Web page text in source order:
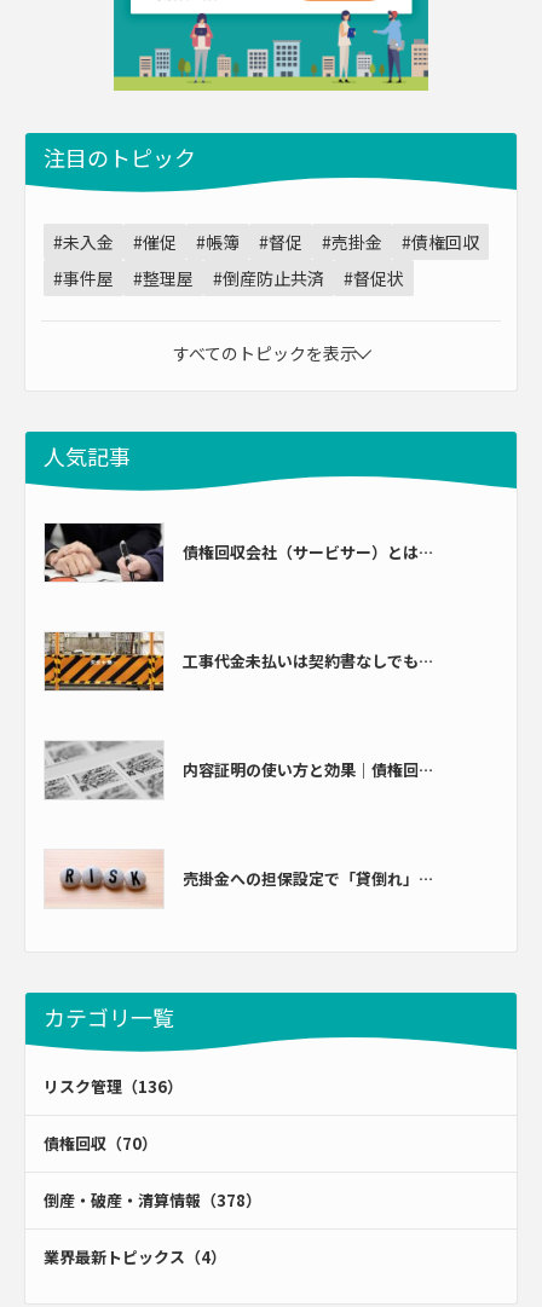
注目のトピック
#未入金 #催促 #帳簿 #督促 #売掛金
#債権回収
#事件屋
#整理屋 #倒産防止共済 #督促状
すべてのトピックを表示
人気記事
債権回収会社（サービサー）とは…
工事代金未払いは契約書なしでも…
内容証明の使い方と効果｜債権回…
売掛金への担保設定で「貸倒れ」…
カテゴリ一覧
リスク管理（136）
債権回収（70）
倒産・破産・清算情報（378）
業界最新トピックス（4）